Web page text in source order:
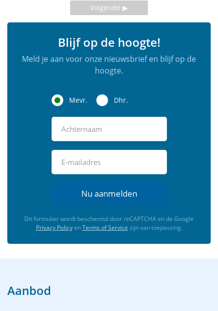
Volgende
Blijf op de hoogte!
Meld je aan voor onze nieuwsbrief en blijf op de
hoogte.
Mevr. Dhr.
Nu aanmelden
Dit formulier wordt beschermd door reCAPTCHA en de Google
Privacy PolicyenTerms of Service zijn van toepassing.
Aanbod